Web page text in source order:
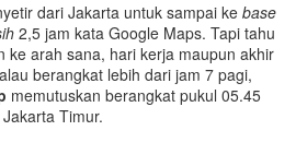
dari Jakarta untuk sampai ke base
2,5 jam kata Google Maps. Tapi tahu
ke arah sana, hari kerja maupun akhir
berangkat lebih dari jam 7 pagi,
memutuskan berangkat pukul 05.45
Timur.